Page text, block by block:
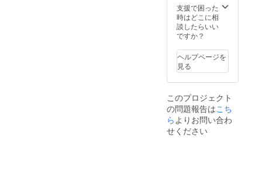
チック
な味わ
いのジ
ンジャ
は、リ
フレッ
シュし
たい時
したい
時に
ぴった
りです
お届け
は11月
末~12月
末を予
いま
す。
支援で困った
時はどこに相
談したらいい
ですか？
ヘルプページを
見る
このプロジェクト
の問題報告はこち
らよりお問い合わ
せください